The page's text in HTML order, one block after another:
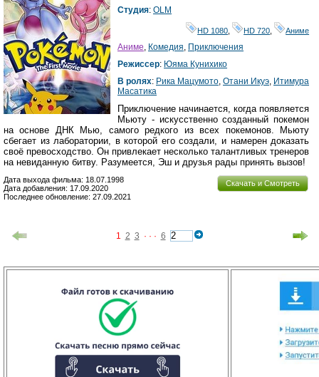
Студия: OLM
HD 1080 HD 720 Аниме
Аниме, Комедия, Приключения
Режиссер: Юяма Кунихико
В ролях: Рика Мацумото, Отани Икуэ, Итимура
Масатика
Приключение начинается, когда появляется
Мьюту - искусственно созданный покемон
на основе ДНК Мью, самого редкого из всех покемонов. Мьюту
сбегает из лаборатории, в которой его создали, и намерен доказать
своё превосходство. Он привлекает несколько талантливых тренеров
на невиданную битву. Разумеется, Эш и друзья рады принять вызов!
Скачать и Смотреть
Дата выхода фильма: 18.07.1998
Дата добавления: 17.09.2020
Последнее обновление: 27.09.2021
1 2 3 · · · 6